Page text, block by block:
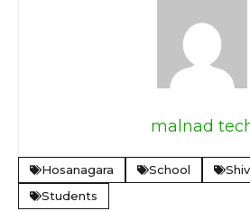
malnad
Hosanagara School
Students